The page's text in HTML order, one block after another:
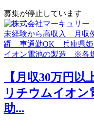
募集が停止しています
【月収30万円
リチウムイオン
助...